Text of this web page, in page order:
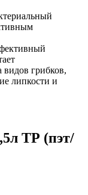
видов грибков,
липкости и
ТР (пэт/